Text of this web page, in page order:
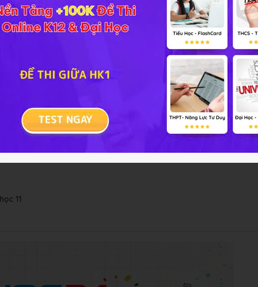
hóa học của cacbon, silicvà các hợp chất của chúng giúp các em
của Cacbon, Silic và hợp chất oxit, axit và muối của chúng. Từ đó
với kĩ năng tính toán, tư duy logic để giải các bài toán liên quan.
11